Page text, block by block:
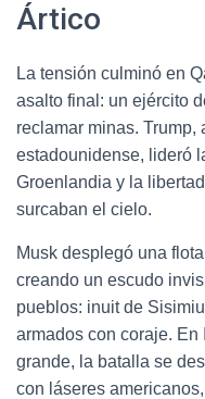
Ártico
La tensión culminó en
asalto final: un ejército
reclamar minas.
estadounidense, lideró
Groenlandia y la
surcaban el cielo.
Musk desplegó una
creando un escudo
pueblos: inuit de
armados con coraje.
grande, la batalla se
con láseres